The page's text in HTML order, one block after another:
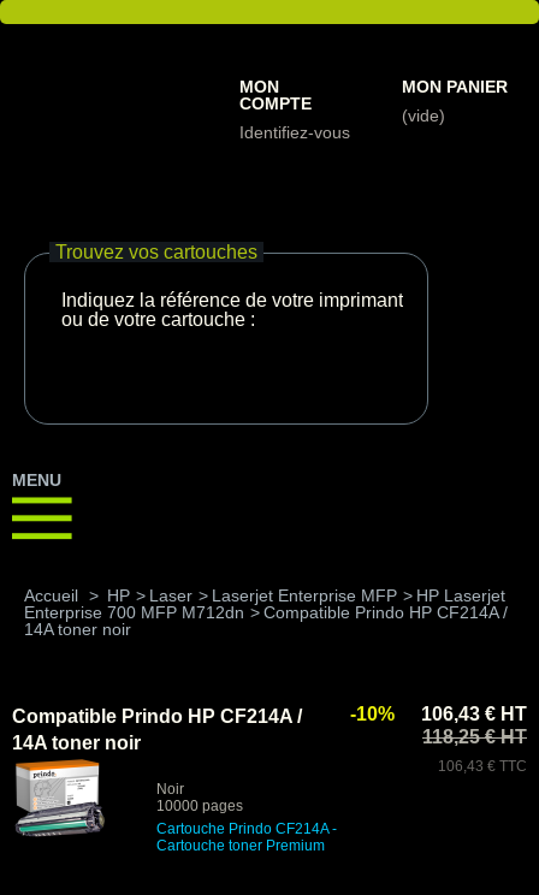
MON
COMPTE
Identifiez-vous
MON PANIER
(vide)
Trouvez vos cartouches
Indiquez la référence de votre imprimante
ou de votre cartouche :
MENU
Accueil > HP > Laser > Laserjet Enterprise MFP > HP Laserjet
Enterprise 700 MFP M712dn >Compatible Prindo HP CF214A /
14A toner noir
Compatible Prindo HP CF214A /
14A toner noir
Noir
10000 pages
Cartouche Prindo CF214A-
Cartouche toner Premium
106,43 € HT
118,25 € HT
106,43 € TTC
-10%